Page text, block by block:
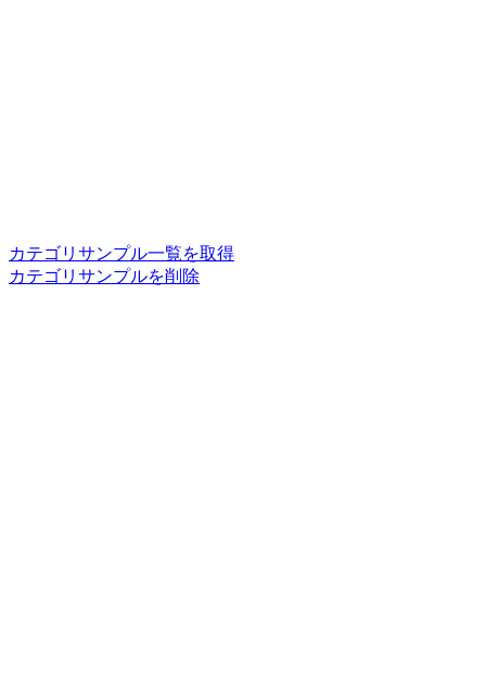
カテゴリサンプル一覧を取得
カテゴリサンプルを削除